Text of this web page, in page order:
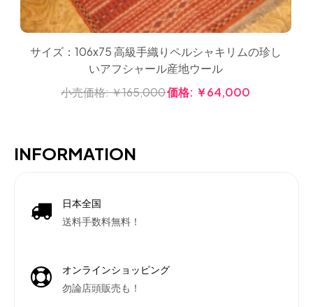
サイズ：106x75 高級手織りペルシャキリムの珍し
いアフシャール産地ウール
小売価格:￥165,000価格: ￥64,000
INFORMATION
日本全国
送料手数料無料！
オンラインショッピング
勿論店頭販売も！